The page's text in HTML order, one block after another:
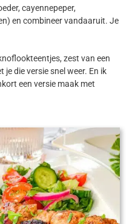
cayennepeper,
en combineer vandaaruit. Je
zest van een
die versie snel weer. En ik
een versie maak met